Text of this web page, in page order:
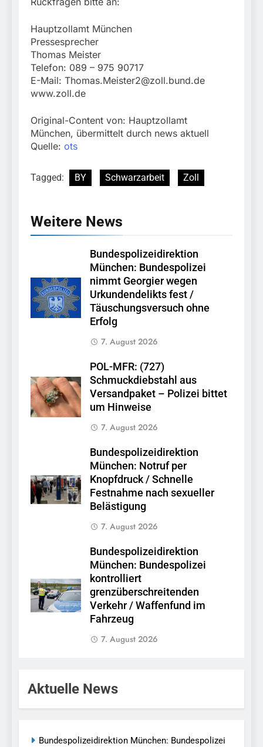
Hauptzollamt München
Pressesprecher
Thomas Meister
Telefon: 089 – 975 90717
E-Mail: Thomas.Meister2@zoll.bund.de
www.zoll.de
Original-Content von: Hauptzollamt
München, übermittelt durch news aktuell
Quelle: ots
Tagged: BY Schwarzarbeit Zoll
Weitere News
Bundespolizeidirektion
München: Bundespolizei
nimmt Georgier wegen
Urkundendelikts fest /
Täuschungsversuch ohne
Erfolg
7. August 2026
POL-MFR: (727)
Schmuckdiebstahl aus
Versandpaket – Polizei bittet
um Hinweise
7. August 2026
Bundespolizeidirektion
München: Notruf per
Knopfdruck / Schnelle
Festnahme nach sexueller
Belästigung
7. August 2026
Bundespolizeidirektion
München: Bundespolizei
kontrolliert
grenzüberschreitenden
Verkehr / Waffenfund im
Fahrzeug
7. August 2026
Aktuelle News
Bundespolizeidirektion München: Bundespolizei